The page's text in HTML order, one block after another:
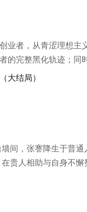
业者，从青涩理想
的完整黑化轨迹；
质都是标价昂贵的地
大结局）
间，张謇降生于普
贵人相助与自身不
。 然而，甲午战败